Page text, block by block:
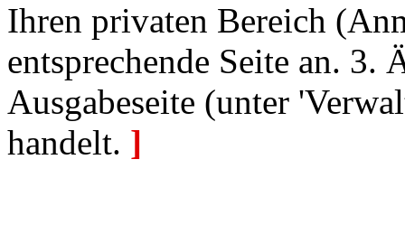
Ihren privaten Bereich
entsprechende Seite an. 3.
Ausgabeseite (unter
handelt. ]